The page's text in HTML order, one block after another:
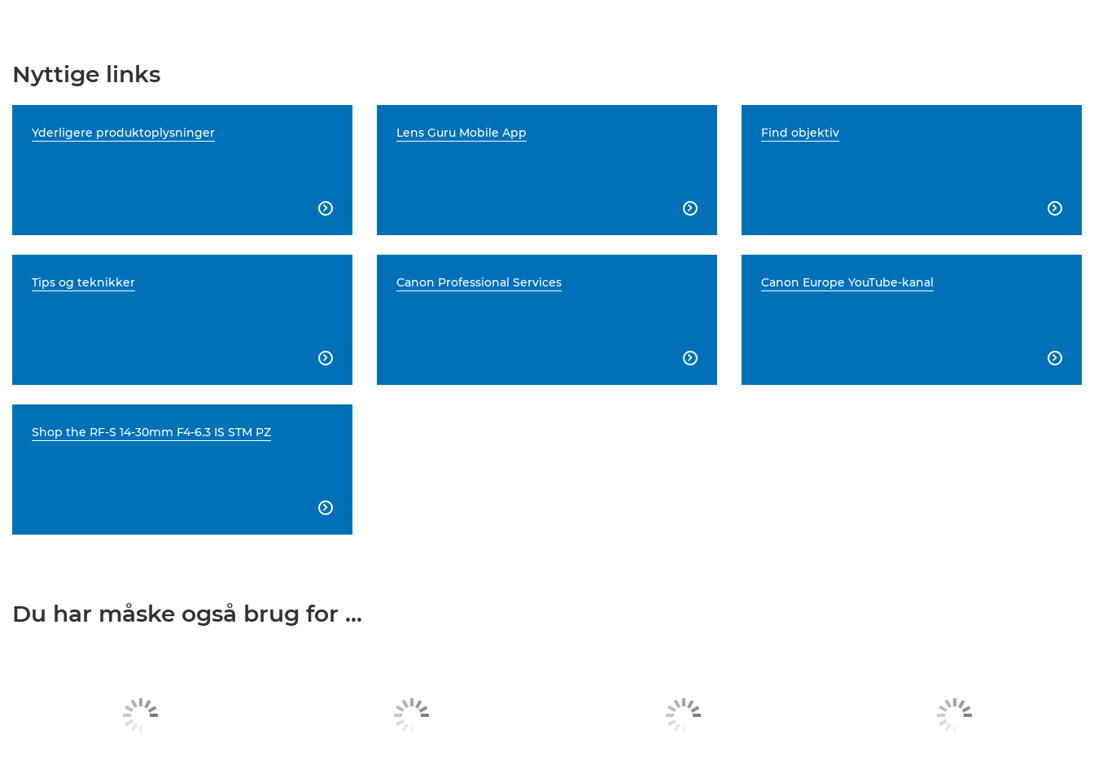
Nyttige links
Yderligere produktoplysninger

Lens Guru Mobile App

Find objektiv

Tips og teknikker

Canon Professional Services

Canon Europe YouTube-kanal

Shop the RF-S 14-30mm F4-6.3 IS STM PZ

Du har måske også brug for ...